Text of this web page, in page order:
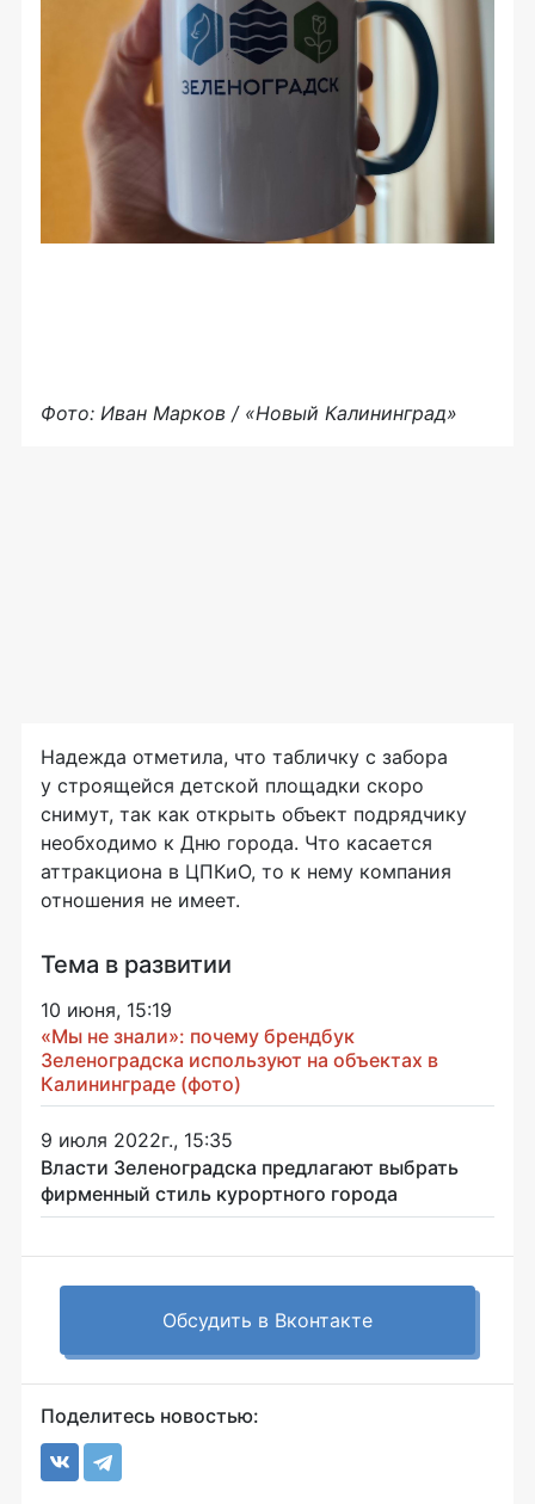
Фото: Иван Марков / «Новый Калининград»
Надежда отметила, что табличку с забора
у строящейся детской площадки скоро
снимут, так как открыть объект подрядчику
необходимо к Дню города. Что касается
аттракциона в ЦПКиО, то к нему компания
отношения не имеет.
Тема в развитии
10 июня, 15:19
«Мы не знали»: почему брендбук
Зеленоградска используют на объектах в
Калининграде (фото)
9 июля 2022г., 15:35
Власти Зеленоградска предлагают выбрать
фирменный стиль курортного города
Обсудить в Вконтакте
Поделитесь новостью: